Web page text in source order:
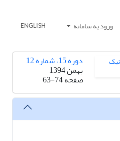
ورود به سامانه ENGLISH
دوره 15، شماره 12
بهمن 1394
صفحه63-74